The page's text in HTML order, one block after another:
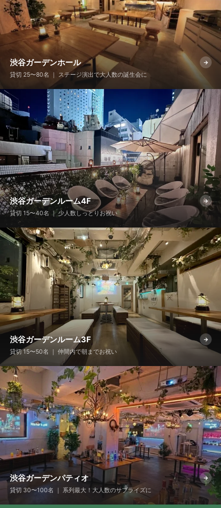
渋谷ガーデンホール →
貸切 25〜80名 ｜ ステージ演出で大人数の誕生会に
渋谷ガーデンルーム4F →
貸切 15〜40名 ｜ 少人数しっとりお祝い
渋谷ガーデンルーム3F →
貸切 15〜50名 ｜ 仲間内で朝までお祝い
渋谷ガーデンパティオ →
貸切 30〜100名 ｜ 系列最大！大人数のサプライズに